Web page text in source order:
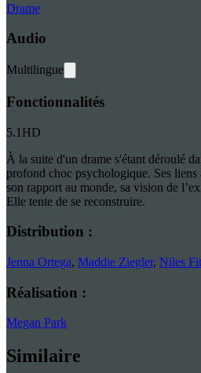
Drame
Audio
Multilingue
Fonctionnalités
5.1 HD
À la suite d'un drame s'étant déroulé
profond choc psychologique. Ses liens
son rapport au monde, sa vision de
Elle tente de se reconstruire.
Distribution :
Jenna Ortega, Maddie Ziegler, Niles
Réalisation :
Megan Park
Similaire